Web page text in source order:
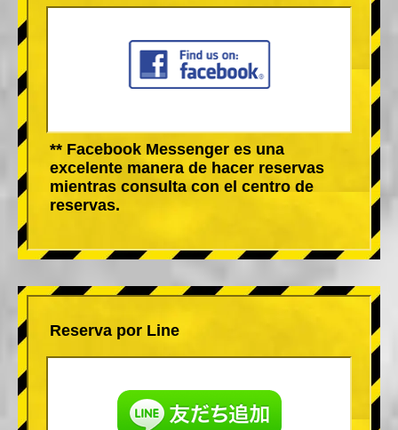
** Facebook Messenger es una
excelente manera de hacer reservas
mientras consulta con el centro de
reservas.
Reserva por Line